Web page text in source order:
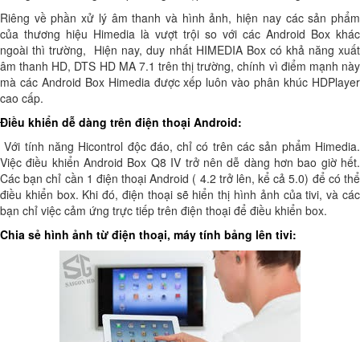
Riêng về phần xử lý âm thanh và hình ảnh, hiện nay các sản phẩm
của thương hiệu Himedia là vượt trội so với các Android Box khác
ngoài thì trường, Hiện nay, duy nhất HIMEDIA Box có khả năng xuất
âm thanh HD, DTS HD MA 7.1 trên thị trường, chính vì điểm mạnh này
mà các Android Box Himedia được xếp luôn vào phân khúc HDPlayer
cao cấp.
Điều khiển dễ dàng trên điện thoại Android:
Với tính năng Hicontrol độc đáo, chỉ có trên các sản phẩm Himedia.
Việc điều khiển Android Box Q8 IV trở nên dễ dàng hơn bao giờ hết.
Các bạn chỉ cần 1 điện thoại Android ( 4.2 trở lên, kể cả 5.0) để có thể
điều khiển box. Khi đó, điện thoại sẽ hiển thị hình ảnh của tivi, và các
bạn chỉ việc cảm ứng trực tiếp trên điện thoại để điều khiển box.
Chia sẻ hình ảnh từ điện thoại, máy tính bảng lên tivi: